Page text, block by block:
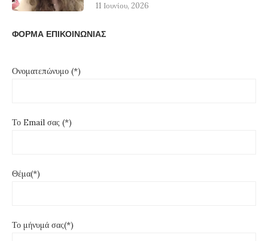
11 Ιουνίου, 2026
ΦΟΡΜΑ ΕΠΙΚΟΙΝΩΝΙΑΣ
Ονοματεπώνυμο (*)
Το Email σας (*)
Θέμα(*)
Το μήνυμά σας(*)